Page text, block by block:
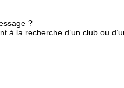
?
à la recherche d’un club ou